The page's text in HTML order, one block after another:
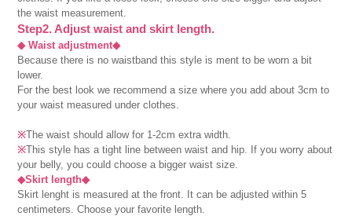
the waist measurement.
Step2. Adjust waist and skirt length.
◆ Waist adjustment◆
Because there is no waistband this style is ment to be worn a bit
lower.
For the best look we recommend a size where you add about 3cm to
your waist measured under clothes.
※The waist should allow for 1-2cm extra width.
※This style has a tight line between waist and hip. If you worry about
your belly, you could choose a bigger waist size.
◆Skirt length◆
Skirt lenght is measured at the front. It can be adjusted within 5
centimeters. Choose your favorite length.